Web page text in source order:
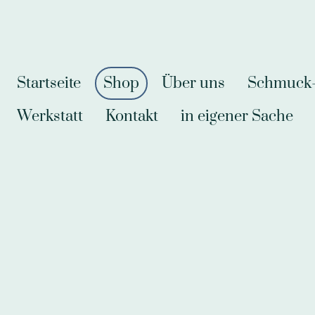
Startseite Shop Über uns
Werkstatt
Kontakt in eigener Sache